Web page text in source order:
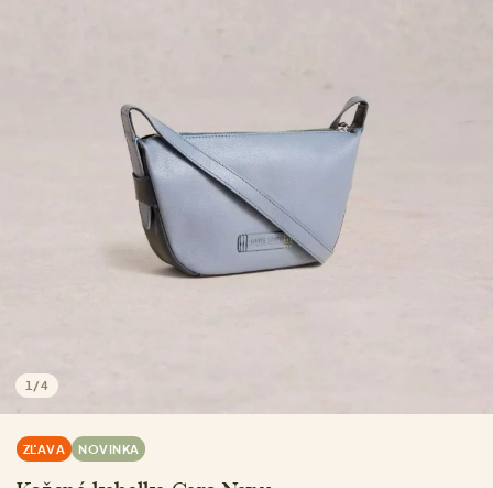
1 /4
ZĽAVA NOVINKA